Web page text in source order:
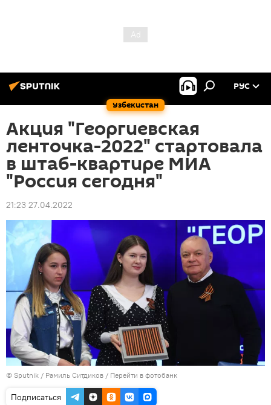
Узбекистан
РУС
Акция "Георгиевская
ленточка-2022" стартовала
в штаб-квартире МИА
"Россия сегодня"
21:23 27.04.2022
© Sputnik / Рамиль Ситдиков / Перейти в фотобанк
Подписаться